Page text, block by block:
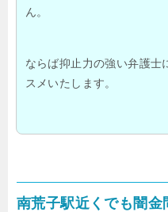
ん。
ならば抑止力の強い弁護士
スメいたします。
南荒子駅近くでも闇